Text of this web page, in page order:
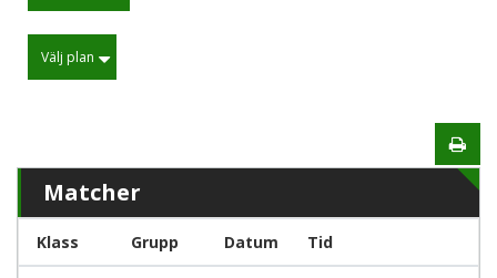
Välj plan
Matcher
Klass Grupp Datum Tid